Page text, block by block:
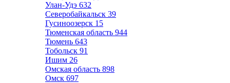
Улан-Удэ 632
Северобайкальск 39
Гусиноозерск 15
Тюменская область 944
Тюмень 643
Тобольск 91
Ишим 26
Омская область 898
Омск 697